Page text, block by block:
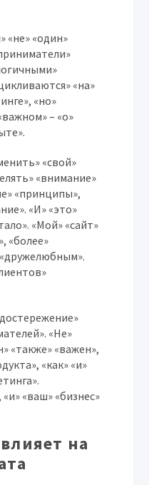
«не» «один»
«на»
«но»
– «о»
«свой»
«внимание»
«принципы»,
«И» «это»
«Мой» «сайт»
«более»
«Не»
«также» «важен»,
«как» «и»
«ваш» «бизнес»
на